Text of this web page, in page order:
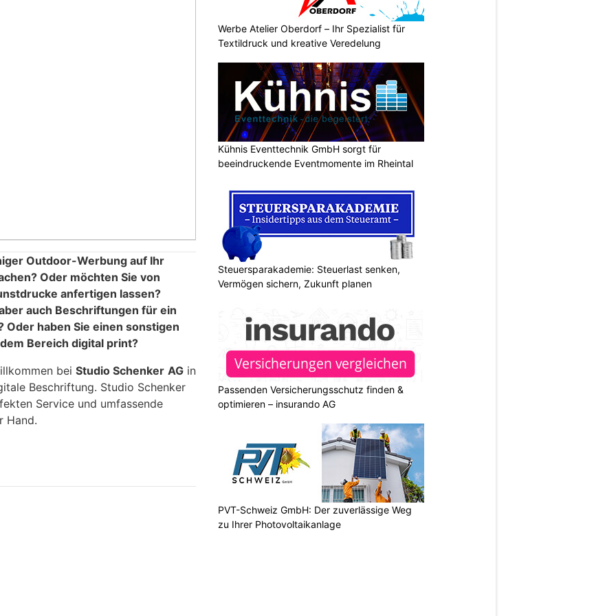
Outdoor-Werbung auf Ihr
Oder möchten Sie von
anfertigen lassen?
auch Beschriftungen für ein
Oder haben Sie einen sonstigen
Bereich digital print?
bei Studio Schenker AG in
Beschriftung. Studio Schenker
Service und umfassende
Hand.
Werbe Atelier Oberdorf – Ihr Spezialist für
Textildruck und kreative Veredelung
Kühnis Eventtechnik GmbH sorgt für
beeindruckende Eventmomente im Rheintal
Steuersparakademie: Steuerlast senken,
Vermögen sichern, Zukunft planen
Passenden Versicherungsschutz finden &
optimieren – insurando AG
PVT-Schweiz GmbH: Der zuverlässige Weg
zu Ihrer Photovoltaikanlage